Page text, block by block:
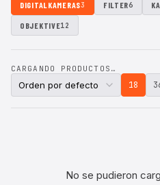
DIGITALKAMERAS3 FILTER6
OBJEKTIVE12
CARGANDO PRODUCTOS…
18
No se pudieron